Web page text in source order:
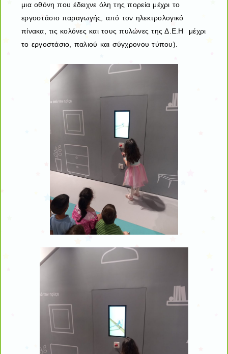
μια οθόνη που έδειχνε όλη της πορεία μέχρι το
εργοστάσιο παραγωγής, από τον ηλεκτρολογικό
πίνακα, τις κολόνες και τους πυλώνες της Δ.Ε.Η μέχρι
το εργοστάσιο, παλιού και σύγχρονου τύπου).